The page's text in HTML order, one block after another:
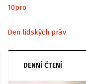
10pro
Den lidských práv
DENNÍ ČTENÍ